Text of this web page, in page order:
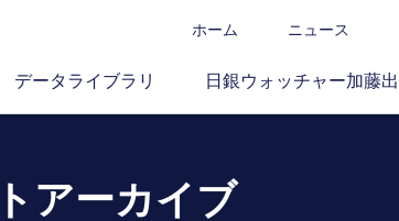
ホーム ニュース
データライブラリ 日銀ウォッチャー加藤出
アーカイブ